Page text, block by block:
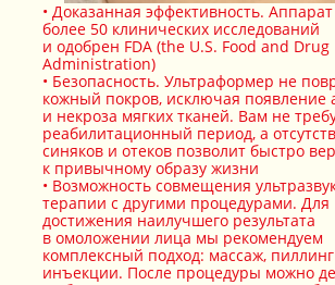
Доказанная эффективность.
более 50 клинических исследований
и одобрен FDA (the U.S. Food and Drug
Administration)
Безопасность. Ультраформер не
кожный покров, исключая появление
и некроза мягких тканей. Вам не
реабилитационный период, а
синяков и отеков позволит быстро
к привычному образу жизни
Возможность совмещения
терапии с другими процедурами. Для
достижения наилучшего результата
в омоложении лица мы рекомендуем
комплексный подход: массаж,
инъекции. После процедуры можно